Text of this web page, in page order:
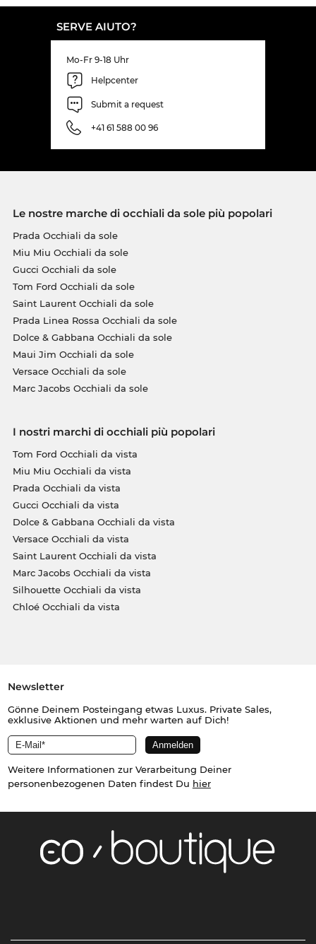
SERVE AIUTO?
Mo-Fr 9-18 Uhr
Helpcenter
Submit a request
+41 61 588 00 96
Le nostre marche di occhiali da sole più popolari
Prada Occhiali da sole
Miu Miu Occhiali da sole
Gucci Occhiali da sole
Tom Ford Occhiali da sole
Saint Laurent Occhiali da sole
Prada Linea Rossa Occhiali da sole
Dolce & Gabbana Occhiali da sole
Maui Jim Occhiali da sole
Versace Occhiali da sole
Marc Jacobs Occhiali da sole
I nostri marchi di occhiali più popolari
Tom Ford Occhiali da vista
Miu Miu Occhiali da vista
Prada Occhiali da vista
Gucci Occhiali da vista
Dolce & Gabbana Occhiali da vista
Versace Occhiali da vista
Saint Laurent Occhiali da vista
Marc Jacobs Occhiali da vista
Silhouette Occhiali da vista
Chloé Occhiali da vista
Newsletter
Gönne Deinem Posteingang etwas Luxus. Private Sales,
exklusive Aktionen und mehr warten auf Dich!
Weitere Informationen zur Verarbeitung Deiner
personenbezogenen Daten findest Du hier